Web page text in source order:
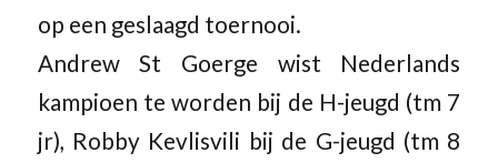
op een geslaagd toernooi.
Andrew St Goerge wist Nederlands
kampioen te worden bij de H-jeugd (tm 7
jr), Robby Kevlisvili bij de G-jeugd (tm 8